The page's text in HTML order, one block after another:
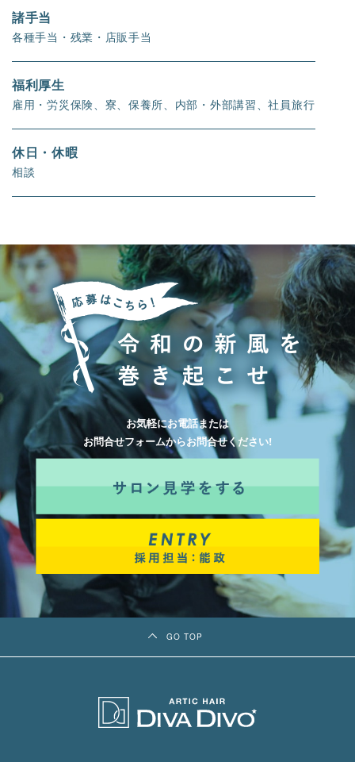
諸手当
各種手当・残業・店販手当
福利厚生
雇用・労災保険、寮、保養所、内部・外部講習、社員旅行
休日・休暇
相談
お気軽にお電話または
お問合せフォームからお問合せください!
GO TOP